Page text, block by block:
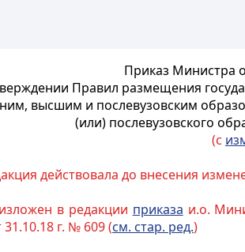
Приказ Министра
Правил размещения
высшим и послевузовским
(или) послевузовского
(с
действовала до внесения
в редакции приказа и.о.
31.10.18 г. № 609 (см. стар. ред.)